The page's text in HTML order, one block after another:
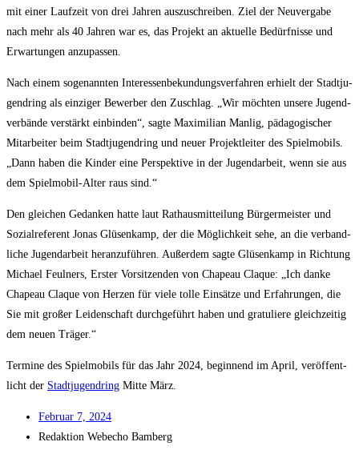
mit einer Lauf­zeit von drei Jah­ren aus­zu­schrei­ben. Ziel der Neu­ver­ga­be
nach mehr als 40 Jah­ren war es, das Pro­jekt an aktu­el­le Bedürf­nis­se und
Erwar­tun­gen anzupassen.
Nach einem soge­nann­ten Inter­es­sen­be­kun­dungs­ver­fah­ren erhielt der Stadt­ju­
gend­ring als ein­zi­ger Bewer­ber den Zuschlag. „Wir möch­ten unse­re Jugend­
ver­bän­de ver­stärkt ein­bin­den“, sag­te Maxi­mi­li­an Man­lig, päd­ago­gi­scher
Mit­ar­bei­ter beim Stadt­ju­gend­ring und neu­er Pro­jekt­lei­ter des Spiel­mo­bils.
„Dann haben die Kin­der eine Per­spek­ti­ve in der Jugend­ar­beit, wenn sie aus
dem Spiel­mo­bil-Alter raus sind.“
Den glei­chen Gedan­ken hat­te laut Rat­haus­mit­tei­lung Bür­ger­meis­ter und
Sozi­al­re­fe­rent Jonas Glüsen­kamp, der die Mög­lich­keit sehe, an die ver­band­
li­che Jugend­ar­beit her­an­zu­füh­ren. Außer­dem sag­te Glüsen­kamp in Rich­tung
Micha­el Feul­ners, Ers­ter Vor­sit­zen­den von Cha­peau Claque: „Ich dan­ke
Cha­peau Claque von Her­zen für vie­le tol­le Ein­sät­ze und Erfah­run­gen, die
Sie mit gro­ßer Lei­den­schaft durch­ge­führt haben und gra­tu­lie­re gleich­zei­tig
dem neu­en Träger.“
Ter­mi­ne des Spiel­mo­bils für das Jahr 2024, begin­nend im April, ver­öf­fent­
licht der Stadt­ju­gend­ring Mit­te März.
Febru­ar 7, 2024
Redak­ti­on Web­echo Bamberg